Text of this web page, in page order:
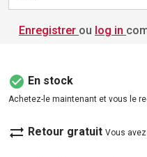
Enregistrer ou log in
check_circle En stock
Achetez-le maintenant et vous le
sync_alt Retour gratuit Vous